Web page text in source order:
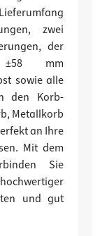
zwei
der
±58 mm
sowie alle
den Korb-
Metallkorb
an Ihre
Mit dem
Sie
und gut